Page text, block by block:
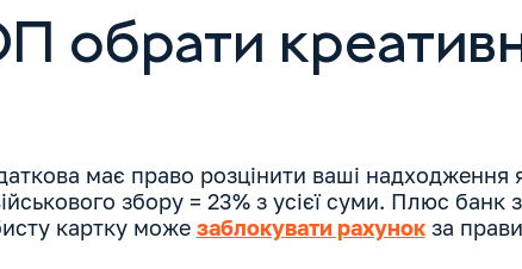
обрати
має право розцінити ваші надходження
збору = 23% з усієї суми. Плюс банк
картку може заблокувати рахунокза